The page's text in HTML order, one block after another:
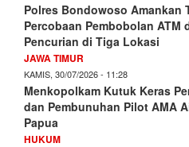
Polres Bondowoso Amankan
Percobaan Pembobolan ATM
Pencurian di Tiga Lokasi
JAWA TIMUR
KAMIS, 30/07/2026 - 11:28
Menkopolkam Kutuk Keras
dan Pembunuhan Pilot AMA
Papua
HUKUM